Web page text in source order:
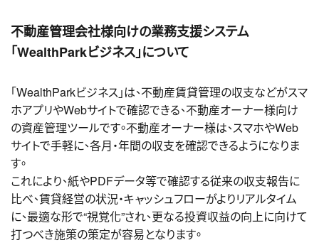
不動産管理会社様向けの業務支援システム
「WealthParkビジネス」について
「WealthParkビジネス」は、不動産賃貸管理の収支などがスマ
ホアプリやWebサイトで確認できる、不動産オーナー様向け
の資産管理ツールです。不動産オーナー様は、スマホやWeb
サイトで手軽に、各月・年間の収支を確認できるようになりま
す。
これにより、紙やPDFデータ等で確認する従来の収支報告に
比べ、賃貸経営の状況・キャッシュフローがよりリアルタイム
に、最適な形で“視覚化”され、更なる投資収益の向上に向けて
打つべき施策の策定が容易となります。